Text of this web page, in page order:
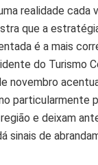
realidade cada
que a
é a mais
do Turismo
novembro
particularmente
e deixam
sinais de